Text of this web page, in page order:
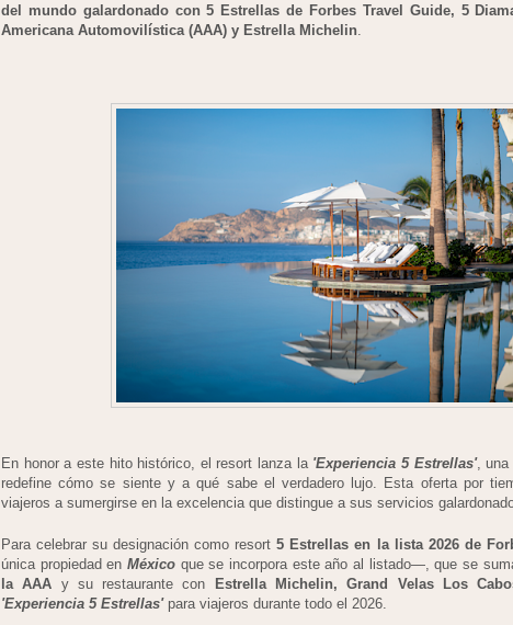
del mundo galardonado con 5 Estrellas de Forbes Travel Guide, 5
Americana Automovilística (AAA) y Estrella Michelin
En honor a este hito histórico, el resort lanza la 'Experiencia 5 Estrellas', una
redefine cómo se siente y a qué sabe el verdadero lujo. Esta oferta por
viajeros a sumergirse en la excelencia que distingue a sus servicios
Para celebrar su designación como resort5 Estrellas en la lista 2026 de
única propiedad en México que se incorpora este año al listado—, que se
la AAA y su restaurante con Estrella Michelin, Grand Velas Los
'Experiencia 5 Estrellas'para viajeros durante todo el 2026.